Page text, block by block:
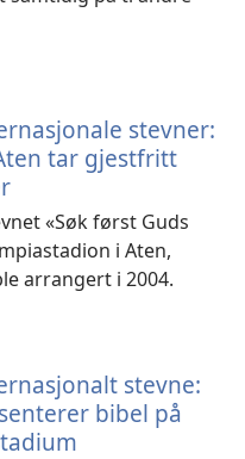
stevner:
tar gjestfritt
«Søk først Guds
i Aten,
arrangert i 2004.
stevne:
bibel på